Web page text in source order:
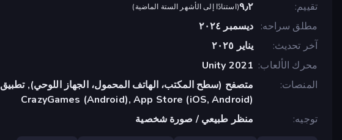
تقييم
٩٫٢(استنادًا إلى الأشهر الستة الماضية)
مطلق سراحه
ديسمبر ٢٠٢٤
آخر تحديث
يناير ٢٠٢٥
محرك الألعاب Unity 2021
المنصات
متصفح (سطح المكتب، الهاتف المحمول، الجهاز اللوحي), تطبيق
CrazyGames (Android), App Store (iOS, Android)
توجيه
منظر طبيعي / صورة شخصية